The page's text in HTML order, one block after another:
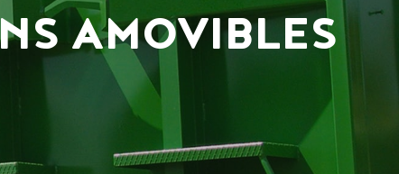
AMOVIBLES